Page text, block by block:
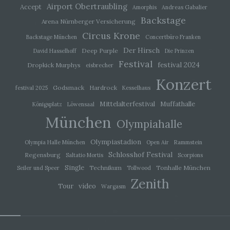
Accept Airport Obertraubling Amorphis Andreas Gabalier
Arena Nürnberger Versicherung Backstage
Backstage München Circus Krone
Concertbüro Franken
David Hasselhoff
Deep Purple Der Hirsch Die Prinzen
Dropkick Murphys eisbrecher Festival festival 2024
festival 2025 Godsmack Hardrock Kesselhaus Konzert
Königsplatz Löwensaal Mittelalterfestival Muffathalle
München Olympiahalle
Olympia Halle München Olympiastadion Open Air Rammstein
Regensburg Saltatio Mortis Schlosshof Festival
Scorpions
Seiler und Speer
Single Technikum Tollwood Tonhalle München
Tour video Wargasm Zenith
Einschränkung der Verarbeitung ist die
Markierung gespeicherter personenbezogener
Daten mit dem Ziel, ihre künftige Verarbeitung
einzuschränken.
Verarbeitung personenbezogener Daten, die
Daten verwendet werden, um bestimmte
persönliche Aspekte, die sich auf eine natürliche
Person beziehen, zu bewerten, insbesondere,
um Aspekte bezüglich Arbeitsleistung,
wirtschaftlicher Lage, Gesundheit, persönlicher
Vorlieben, Interessen, Zuverlässigkeit, Verhalten,
natürlichen Person zu analysieren oder